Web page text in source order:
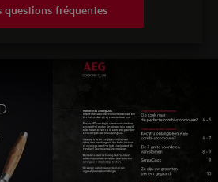
questions fréquentes